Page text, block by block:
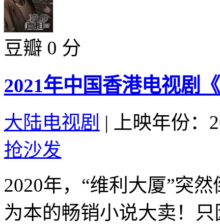
豆瓣 0 分
2021年中国香港电视剧
大陆电视剧 |
上映年份：
抢沙发
2020年，“维利大厦”突
为本的畅销小说大卖！